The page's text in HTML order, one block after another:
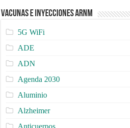
Vacunas e Inyecciones ARNm
5G WiFi
ADE
ADN
Agenda 2030
Aluminio
Alzheimer
Anticuerpos